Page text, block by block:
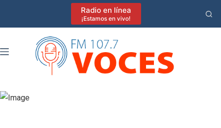
Radio en línea
¡Estamos en vivo!